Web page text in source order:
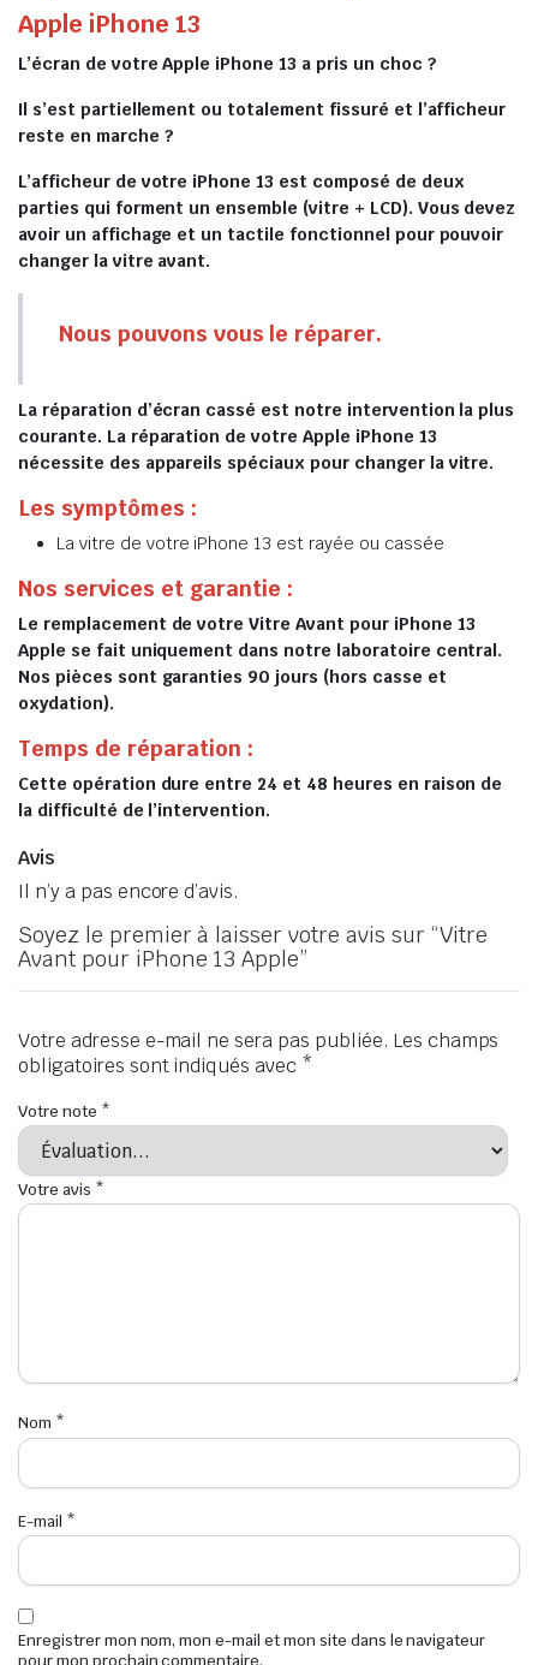
Apple iPhone 13
L’écran de votre Apple iPhone 13 a pris un choc ?
Il s’est partiellement ou totalement fissuré et l’afficheur
reste en marche ?
L’afficheur de votre iPhone 13 est composé de deux
parties qui forment un ensemble (vitre + LCD). Vous devez
avoir un affichage et un tactile fonctionnel pour pouvoir
changer la vitre avant.
Nous pouvons vous le réparer.
La réparation d’écran cassé est notre intervention la plus
courante. La réparation de votre Apple iPhone 13
nécessite des appareils spéciaux pour changer la vitre.
Les symptômes :
La vitre de votre iPhone 13 est rayée ou cassée
Nos services et garantie :
Le remplacement de votre Vitre Avant pour iPhone 13
Apple se fait uniquement dans notre laboratoire central.
Nos pièces sont garanties 90 jours (hors casse et
oxydation).
Temps de réparation :
Cette opération dure entre 24 et 48 heures en raison de
la difficulté de l’intervention.
Avis
Il n’y a pas encore d’avis.
Soyez le premier à laisser votre avis sur “Vitre
Avant pour iPhone 13 Apple”
Votre adresse e-mail ne sera pas publiée. Les champs
obligatoires sont indiqués avec *
Votre note *
Votre avis *
Nom *
E-mail *
Enregistrer mon nom, mon e-mail et mon site dans le navigateur
pour mon prochain commentaire.